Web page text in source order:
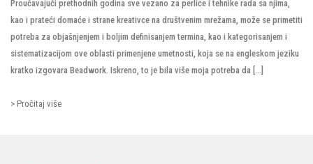
Proučavajući prethodnih godina sve vezano za perlice i tehnike rada sa njima,
kao i prateći domaće i strane kreativce na društvenim mrežama, može se primetiti
potreba za objašnjenjem i boljim definisanjem termina, kao i kategorisanjem i
sistematizacijom ove oblasti primenjene umetnosti, koja se na engleskom jeziku
kratko izgovara Beadwork. Iskreno, to je bila više moja potreba da […]
> Pročitaj više